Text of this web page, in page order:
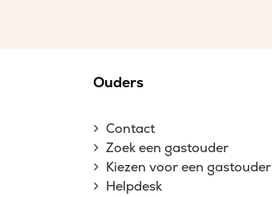
Ouders
Contact
Zoek een gastouder
Kiezen voor een gastouder
Helpdesk